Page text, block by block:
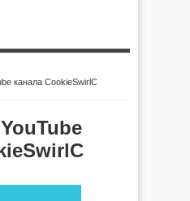
канала CookieSwirlC